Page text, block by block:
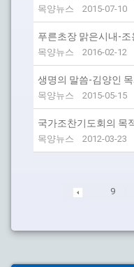
목양뉴스 2015-07-10
푸른초장 맑은시내-조
목양뉴스 2016-02-12
생명의 말씀-김양인
목양뉴스 2015-05-15
국가조찬기도회의 목
목양뉴스 2012-03-23
9